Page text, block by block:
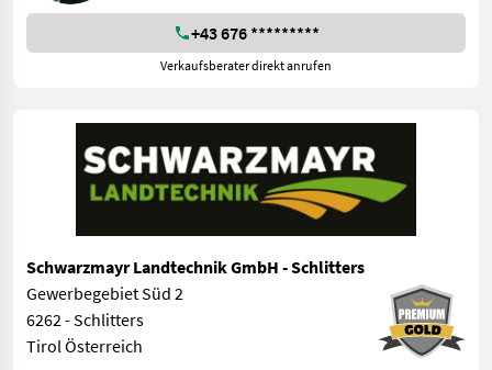
+43 676 *********
Verkaufsberater direkt anrufen
Schwarzmayr Landtechnik GmbH - Schlitters
Gewerbegebiet Süd 2
6262 - Schlitters
Tirol Österreich